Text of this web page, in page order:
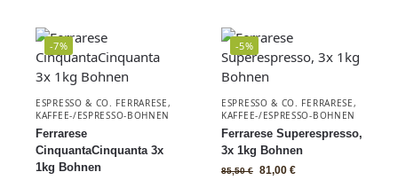
-7%
ESPRESSO & CO. FERRARESE,
KAFFEE-/ESPRESSO-BOHNEN
Ferrarese
CinquantaCinquanta 3x
1kg Bohnen
-5%
ESPRESSO & CO. FERRARESE,
KAFFEE-/ESPRESSO-BOHNEN
Ferrarese Superespresso,
3x 1kg Bohnen
85,50€ 81,00 €